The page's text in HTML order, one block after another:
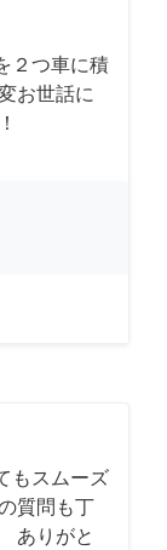
２つ車に積
お世話に
もスムーズ
質問も丁
ありがと